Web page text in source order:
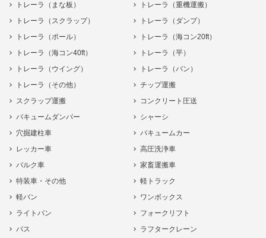
トレーラ（まな板）
トレーラ（重機運搬）
トレーラ（スクラップ）
トレーラ（ダンプ）
トレーラ（ポール）
トレーラ（海コン20ft）
トレーラ（海コン40ft）
トレーラ（平）
トレーラ（ウイング）
トレーラ（バン）
トレーラ（その他）
チップ運搬
スクラップ運搬
コンクリート圧送
バキュームダンパー
シャーシ
穴掘建柱車
バキュームカー
レッカー車
高圧洗浄車
バルク車
家畜運搬車
特装車・その他
軽トラック
軽バン
ワンボックス
ライトバン
フォークリフト
バス
ラフタークレーン